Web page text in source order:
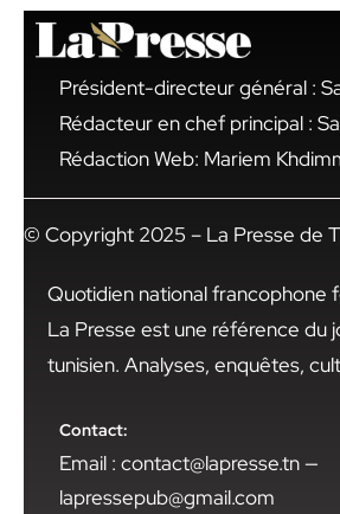
Président-directeur général :
Rédacteur en chef principal :
Rédaction Web: Mariem
© Copyright 2025 – La Presse de
Quotidien national francophone
La Presse est une référence du
tunisien. Analyses, enquêtes,
Contact:
Email : contact@lapresse.tn —
lapressepub@gmail.com